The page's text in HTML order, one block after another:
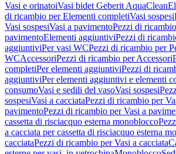
Vasi e orinatoiVasi bidet Geberit AquaClean
di ricambio per Elementi completiVasi sospesi
Vasi sospesiVasi a pavimentoPezzi di
pavimentoElementi aggiuntiviPezzi di
aggiuntiviPer vasi WCPezzi di ricambio per
WCAccessoriPezzi di ricambio per Accessori
completiPer elementi aggiuntiviPezzi di
aggiuntiviPer elementi aggiuntivi e elementi
consumoVasi e sedili del vasoVasi sospesi
sospesiVasi a cacciataPezzi di ricambio per
pavimentoPezzi di ricambio per Vasi a
cassetta di risciacquo esterna monoblocco
a cacciata per cassetta di risciacquo esterna
cacciataPezzi di ricambio per Vasi a cacciata